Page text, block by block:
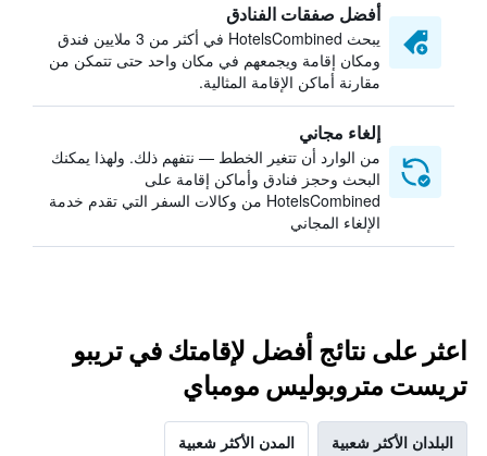
أفضل صفقات الفنادق
يبحث HotelsCombined في أكثر من 3 ملايين فندق
ومكان إقامة ويجمعهم في مكان واحد حتى تتمكن من
مقارنة أماكن الإقامة المثالية.
إلغاء مجاني
من الوارد أن تتغير الخطط — نتفهم ذلك. ولهذا يمكنك
البحث وحجز فنادق وأماكن إقامة على
HotelsCombined من وكالات السفر التي تقدم خدمة
الإلغاء المجاني
اعثر على نتائج أفضل لإقامتك في تريبو
تريست متروبوليس مومباي
البلدان الأكثر شعبية المدن الأكثر شعبية